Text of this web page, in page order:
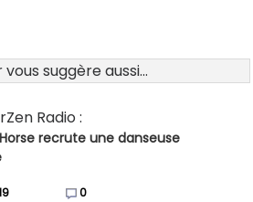
suggère aussi...
Radio :
recrute une danseuse
0